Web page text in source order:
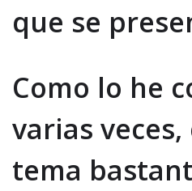
que se
Como lo he
varias
tema